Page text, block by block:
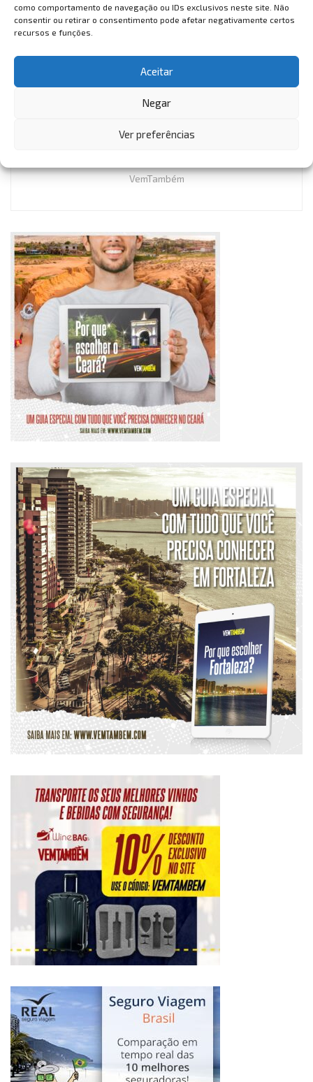
como comportamento de navegação ou IDs exclusivos neste site. Não
consentir ou retirar o consentimento pode afetar negativamente certos
recursos e funções.
Aceitar
Negar
Ver preferências
alimentarem o fomento de políticas da própria Agência
para promover o Brasil no exterior.
VemTambém